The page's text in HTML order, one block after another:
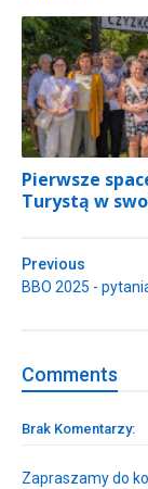
Pierwsze
Turystą w
Previous
BBO 2025 -
Comments
Brak Komentarzy:
Zapraszamy do